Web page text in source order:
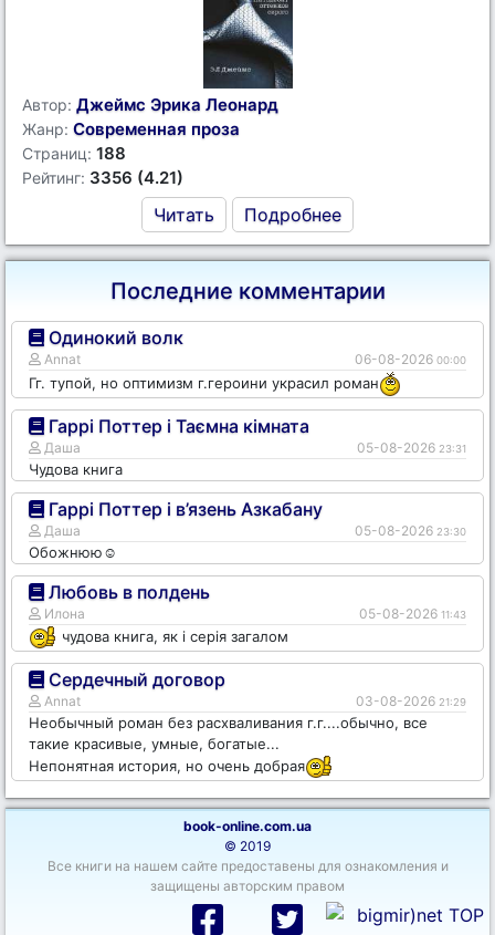
Автор: Джеймс Эрика Леонард
Жанр: Современная проза
Страниц: 188
Рейтинг: 3356 (4.21)
Читать Подробнее
Последние комментарии
Одинокий волк
Annat 06-08-2026 00:00
Гг. тупой, но оптимизм г.героини украсил роман
Гаррі Поттер і Таємна кімната
Даша 05-08-2026 23:31
Чудова книга
Гаррі Поттер і в’язень Азкабану
Даша 05-08-2026 23:30
Обожнюю☺️
Любовь в полдень
Илона 05-08-2026 11:43
чудова книга, як і серія загалом
Сердечный договор
Annat 03-08-2026 21:29
Необычный роман без расхваливания г.г....обычно, все
такие красивые, умные, богатые...
Непонятная история, но очень добрая
book-online.com.ua
© 2019
Все книги на нашем сайте предоставены для ознакомления и
защищены авторским правом